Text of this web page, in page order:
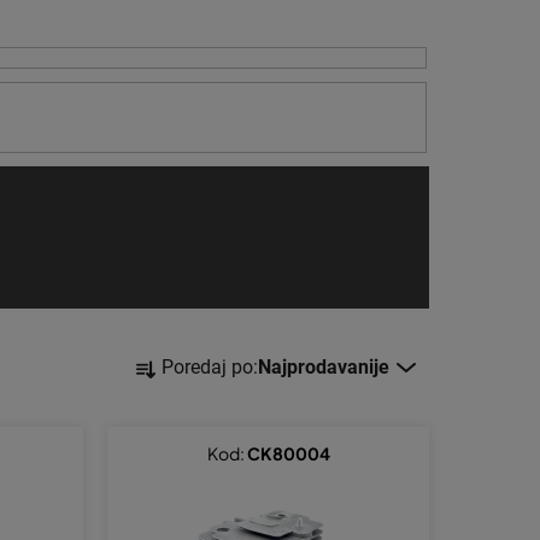
S
o Poredaj po:Najprodavanije
Kod:CK80004